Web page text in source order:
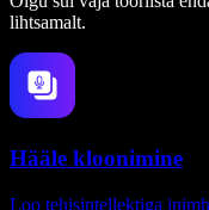
lihtsamalt.
Hääle kloonimine
Loo tehisintellektiga